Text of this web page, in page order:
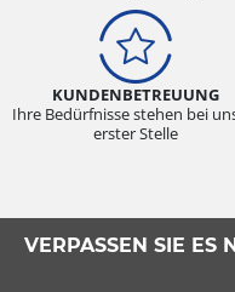
KUNDENBETREUUNG
Ihre Bedürfnisse stehen bei
erster Stelle
VERPASSEN SIE ES